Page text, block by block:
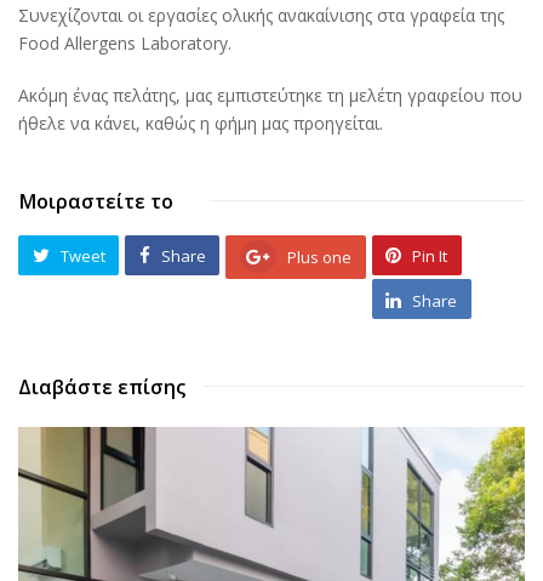
Συνεχίζονται οι εργασίες ολικής ανακαίνισης στα γραφεία της
Food Allergens Laboratory.
Ακόμη ένας πελάτης, μας εμπιστεύτηκε τη μελέτη γραφείου που
ήθελε να κάνει, καθώς η φήμη μας προηγείται.
Μοιραστείτε το
Tweet Share Plus one Pin It
Share
Διαβάστε επίσης